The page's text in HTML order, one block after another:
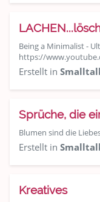
Being a Minimalist -
https://
Erstellt in
Sprüche, die
Blumen sind die
Erstellt in
Kreatives